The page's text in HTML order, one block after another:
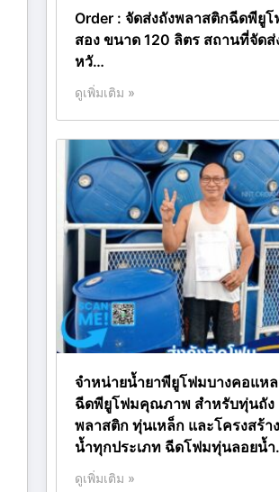
Order : จัดส่งถังพลาสติกฉีดพียู
สอง ขนาด 120 ลิตร สถานที่จัดส่
หวั…
ดูเพิ่มเติม »
จำหน่ายน้ำยาพียูโฟมบางคอแห
ฉีดพียูโฟมคุณภาพ สำหรับทุ่นถัง
พลาสติก ทุ่นเหล็ก และโครงสร้า
น้ำทุกประเภท ฉีดโฟมทุ่นลอยน้ำ
ดูเพิ่มเติม »